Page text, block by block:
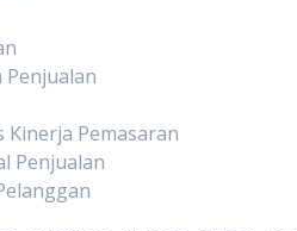
Penjualan
Kinerja Pemasaran
Penjualan